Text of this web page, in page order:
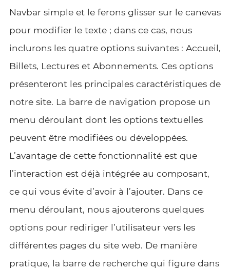
Navbar simple et le ferons glisser sur le canevas
pour modifier le texte ; dans ce cas, nous
inclurons les quatre options suivantes : Accueil,
Billets, Lectures et Abonnements. Ces options
présenteront les principales caractéristiques de
notre site. La barre de navigation propose un
menu déroulant dont les options textuelles
peuvent être modifiées ou développées.
L’avantage de cette fonctionnalité est que
l’interaction est déjà intégrée au composant,
ce qui vous évite d’avoir à l’ajouter. Dans ce
menu déroulant, nous ajouterons quelques
options pour rediriger l’utilisateur vers les
différentes pages du site web. De manière
pratique, la barre de recherche qui figure dans